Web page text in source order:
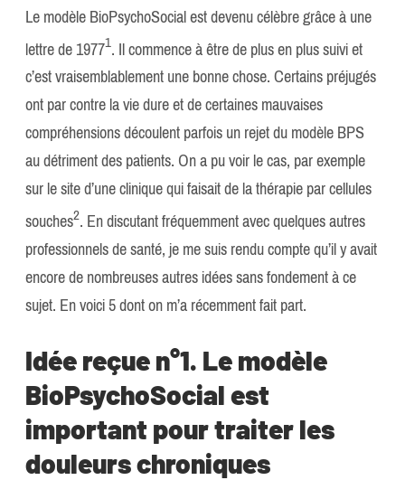
Le modèle BioPsychoSocial est devenu célèbre grâce à une
lettre de 1977​1​. Il commence à être de plus en plus suivi et
c’est vraisemblablement une bonne chose. Certains préjugés
ont par contre la vie dure et de certaines mauvaises
compréhensions découlent parfois un rejet du modèle BPS
au détriment des patients. On a pu voir le cas, par exemple
sur le site d’une clinique qui faisait de la thérapie par cellules
souches​2​. En discutant fréquemment avec quelques autres
professionnels de santé, je me suis rendu compte qu’il y avait
encore de nombreuses autres idées sans fondement à ce
sujet. En voici 5 dont on m’a récemment fait part.
Idée reçue n°1. Le modèle
BioPsychoSocial est
important pour traiter les
douleurs chroniques